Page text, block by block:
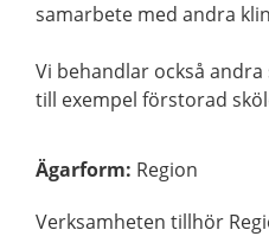
samarbete med andra
Vi behandlar också
till exempel förstorad
Ägarform: Region
Verksamheten tillhör